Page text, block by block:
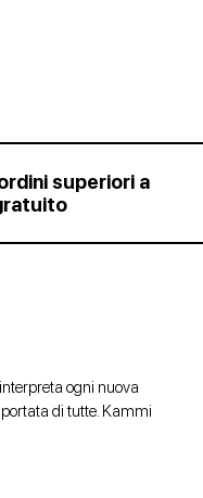
superiori a
ogni nuova
di tutte. Kammi